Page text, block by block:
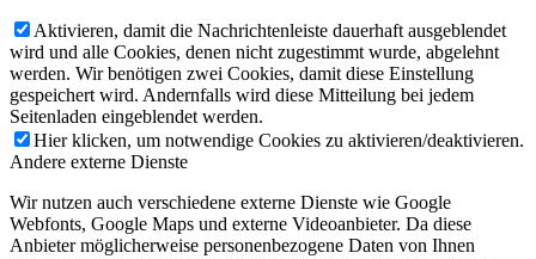
Aktivieren, damit die Nachrichtenleiste dauerhaft ausgeblendet
wird und alle Cookies, denen nicht zugestimmt wurde, abgelehnt
werden. Wir benötigen zwei Cookies, damit diese Einstellung
gespeichert wird. Andernfalls wird diese Mitteilung bei jedem
Seitenladen eingeblendet werden.
Hier klicken, um notwendige Cookies zu aktivieren/deaktivieren.
Andere externe Dienste
Wir nutzen auch verschiedene externe Dienste wie Google
Webfonts, Google Maps und externe Videoanbieter. Da diese
Anbieter möglicherweise personenbezogene Daten von Ihnen